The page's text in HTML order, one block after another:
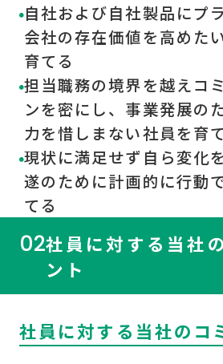
自社および自社製品にプ
会社の存在価値を高めた
育てる
担当職務の境界を越えコ
ンを密にし、事業発展の
力を惜しまない社員を育
現状に満足せず自ら変化
遂のために計画的に行動
てる
02社員に対する当社
ント
社員に対する当社のコ